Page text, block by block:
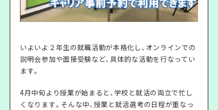
いよいよ２年生の就職活動が本格化し、オンラインでの
説明会参加や面接受験など、具体的な活動を行なってい
ます。
4月中旬より授業が始まると、学校と就活の両立で忙し
くなります。そんな中、授業と就活選考の日程が重なっ